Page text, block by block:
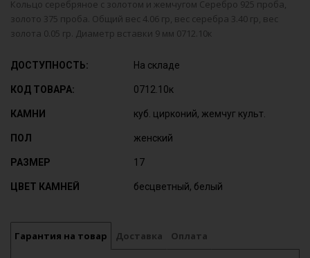
Кольцо серебряное с золотом и жемчугом Серебро 925 проба,
золото 375 проба. Общий вес 4.06 гр, вес серебра 3.40 гр, вес
золота 0.05 гр. Диаметр вставки 9 мм 0712.10к
ДОСТУПНОСТЬ: На складе
КОД ТОВАРА: 0712.10к
КАМНИ куб. цирконий, жемчуг культ.
ПОЛ женский
РАЗМЕР 17
ЦВЕТ КАМНЕЙ бесцветный, белый
Гарантия на товар Доставка Оплата